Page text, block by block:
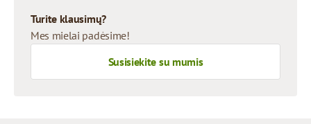
Turite klausimų?
Mes mielai padėsime!
Susisiekite su mumis